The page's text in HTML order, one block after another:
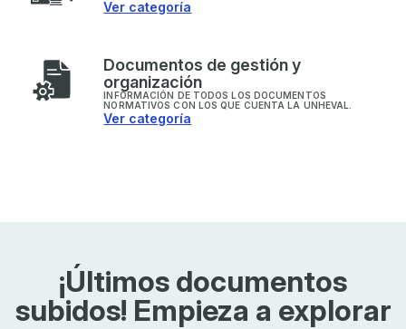
Ver categoría
Documentos de gestión y
organización
INFORMACIÓN DE TODOS LOS DOCUMENTOS
NORMATIVOS CON LOS QUE CUENTA LA UNHEVAL.
Ver categoría
¡Últimos documentos
subidos! Empieza a explorar